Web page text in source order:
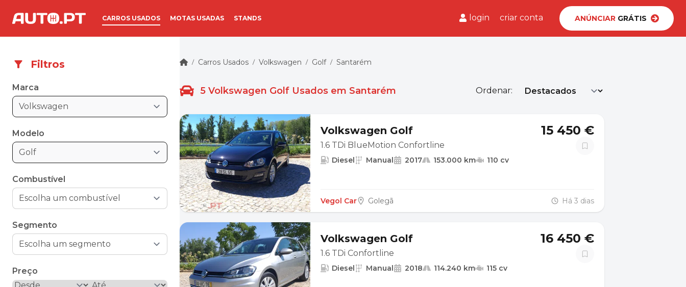
CARROS USADOS MOTAS USADAS STANDS login criar conta ANÚNCIARGRÁTIS
Filtros
Marca
Volkswagen
Modelo
Golf
Combustível
Segmento
Preço
/ Carros Usados / Volkswagen / Golf / Santarém
5 Volkswagen Golf Usados em Santarém Ordenar:
Volkswagen Golf
1.6 TDi BlueMotion Confortline
15 450 €
Diesel Manual 2017 153.000 km 110 cv
Vegol Car Golegã Há 3 dias
Volkswagen Golf
1.6 TDi Confortline
16 450 €
Diesel Manual 2018 114.240 km 115 cv